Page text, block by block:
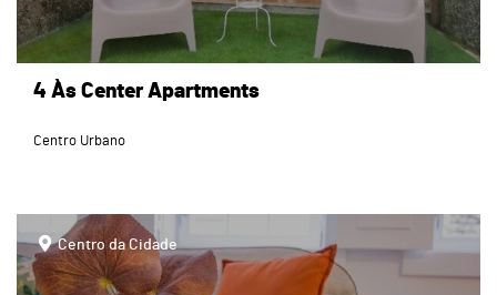
4 Às Center Apartments
Centro Urbano
page
Centro da Cidade